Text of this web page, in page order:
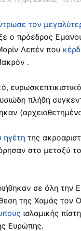
τον
ο πρόεδρος
Λεπέν που
.
πλήθη
ηγέτη της
στο μεταξύ
σε όλη την
της Χαμάς τον
ισλαμικής
Ευρώπης.